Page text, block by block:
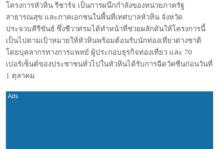
โครงการหัวหิน รีชาร์จ เป็นการผนึกกำลังของหน่วยภาครัฐ
สาธารณสุข และภาคเอกชนในพื้นที่เทศบาลหัวหิน จังหวัด
ประจวบคีรีขันธ์ ซึ่งชีวาศรมได้ทำหน้าที่ช่วยผลักดันให้โครงการนี้
เป็นไปตามเป้าหมายให้หัวหินพร้อมต้อนรับนักท่องเที่ยวต่างชาติ
โดยบุคลากรทางการแพทย์ ผู้ประกอบธุรกิจท่องเที่ยว และ 70
เปอร์เซ็นต์ของประชาชนทั่วไปในหัวหินได้รับการฉีดวัคซีนก่อนวันที่
1 ตุลาคม